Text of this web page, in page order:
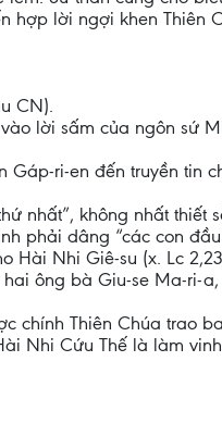
hợp lời ngợi khen Thiên
CN).
lời sấm của ngôn sứ
ri-en đến truyền tin
nhất”, không nhất thiết
phải dâng “các con đầu
Nhi Giê-su (x. Lc
ông bà Giu-se Ma-ri-
chính Thiên Chúa trao
Nhi Cứu Thế là làm